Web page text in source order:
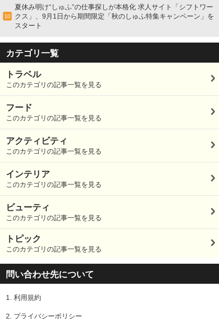
10
夏休み明け“しゅふ”の仕事探しが本格化 求人サイト「シフトワー
クス」、9月1日から期間限定「秋のしゅふ特集キャンペーン」を
スタート
カテゴリ一覧
トラベル
このカテゴリの記事一覧を見る
フード
このカテゴリの記事一覧を見る
アクティビティ
このカテゴリの記事一覧を見る
インテリア
このカテゴリの記事一覧を見る
ビューティ
このカテゴリの記事一覧を見る
トピック
このカテゴリの記事一覧を見る
問い合わせ先について
1. 利用規約
2. プライバシーポリシー